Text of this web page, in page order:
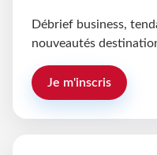
Débrief business,
nouveautés
Je m'inscris